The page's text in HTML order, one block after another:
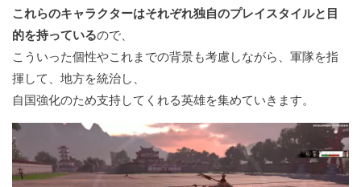
これらのキャラクターはそれぞれ独自のプレイスタイルと目
的を持っているので、
こういった個性やこれまでの背景も考慮しながら、軍隊を指
揮して、地方を統治し、
自国強化のため支持してくれる英雄を集めていきます。